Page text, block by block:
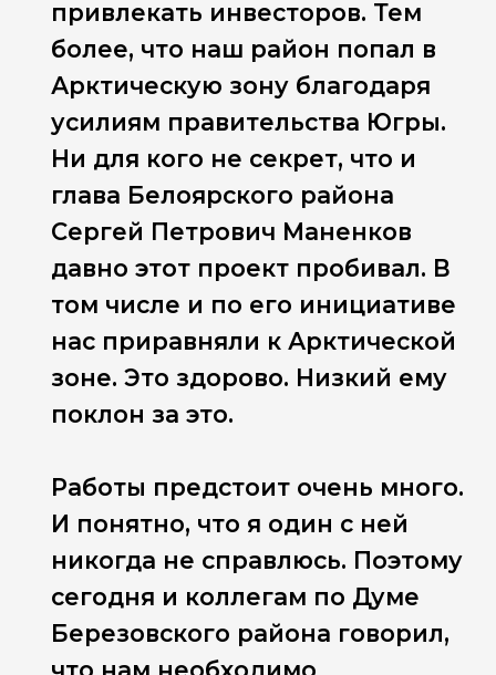
привлекать инвесторов. Тем
более, что наш район попал в
Арктическую зону благодаря
усилиям правительства Югры.
Ни для кого не секрет, что и
глава Белоярского района
Сергей Петрович Маненков
давно этот проект пробивал. В
том числе и по его инициативе
нас приравняли к Арктической
зоне. Это здорово. Низкий ему
поклон за это.
Работы предстоит очень много.
И понятно, что я один с ней
никогда не справлюсь. Поэтому
сегодня и коллегам по Думе
Березовского района говорил,